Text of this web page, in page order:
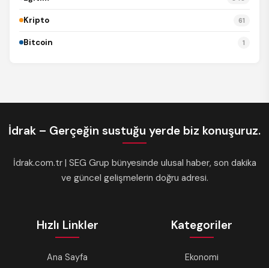
Kripto 61
Bitcoin 1
İdrak – Gerçeğin sustuğu yerde biz konuşuruz.
İdrak.com.tr | SEG Grup bünyesinde ulusal haber, son dakika
ve güncel gelişmelerin doğru adresi.
Hızlı Linkler
Ana Sayfa
Kategoriler
Ekonomi